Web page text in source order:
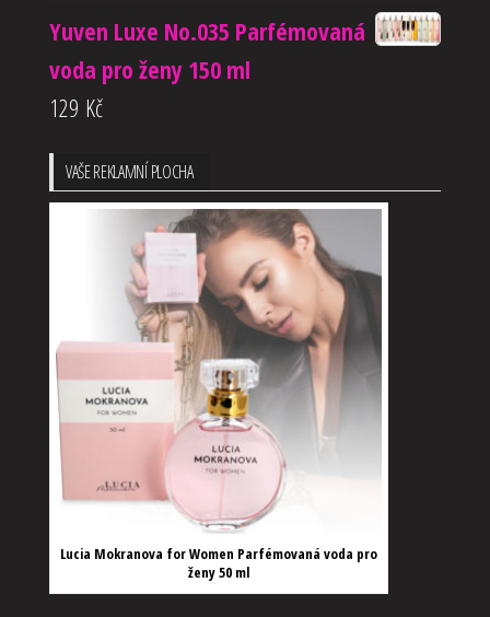
Yuven Luxe No.035 Parfémovaná
voda pro ženy 150 ml
129 Kč
VAŠE REKLAMNÍ PLOCHA
Lucia Mokranova for Women Parfémovaná voda pro
ženy 50 ml